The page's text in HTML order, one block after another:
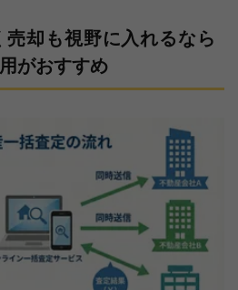
売却も視野に入れるなら
がおすすめ